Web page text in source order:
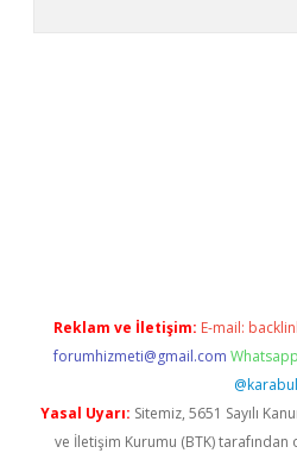
Reklam ve İletişim: E-mail:
forumhizmeti@gmail.com
@karabul
Yasal Uyarı: Sitemiz, 5651 Sayılı
ve İletişim Kurumu (BTK) tarafından